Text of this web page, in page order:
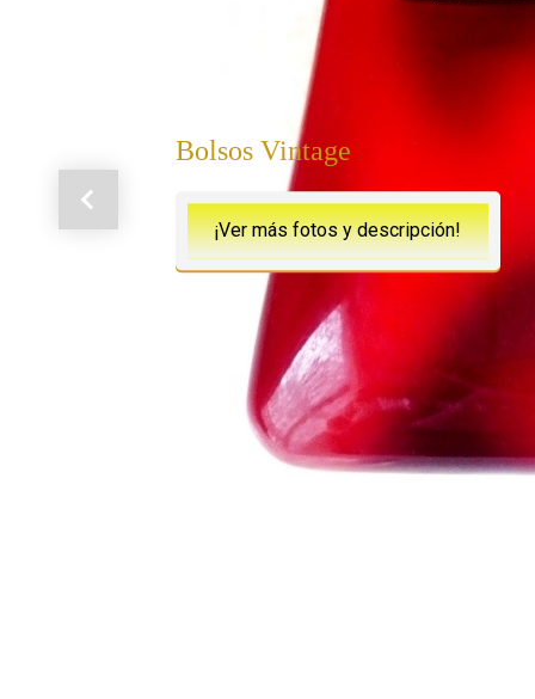
Bolsos Vintage
¡Ver más fotos y descripción!
Anterior